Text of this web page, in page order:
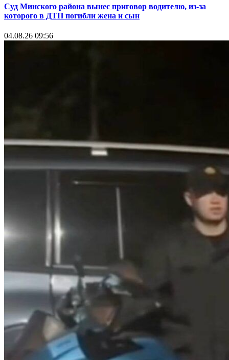
Суд Минского района вынес приговор водителю, из-за
которого в ДТП погибли жена и сын
04.08.26 09:56